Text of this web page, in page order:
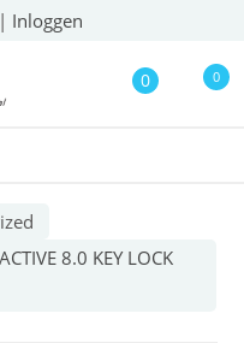
| Inloggen
0 0
8.0 KEY LOCK